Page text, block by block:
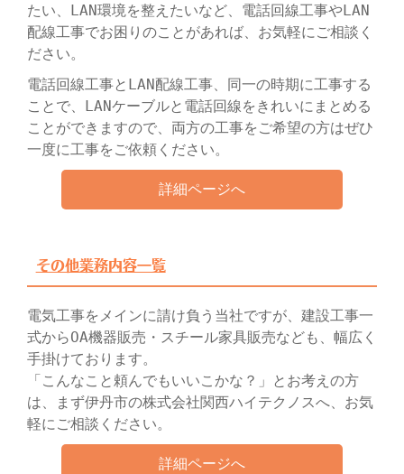
たい、LAN環境を整えたいなど、電話回線工事やLAN
配線工事でお困りのことがあれば、お気軽にご相談く
ださい。
電話回線工事とLAN配線工事、同一の時期に工事する
ことで、LANケーブルと電話回線をきれいにまとめる
ことができますので、両方の工事をご希望の方はぜひ
一度に工事をご依頼ください。
詳細ページへ
その他業務内容一覧
電気工事をメインに請け負う当社ですが、建設工事一
式からOA機器販売・スチール家具販売なども、幅広く
手掛けております。
「こんなこと頼んでもいいこかな？」とお考えの方
は、まず伊丹市の株式会社関西ハイテクノスへ、お気
軽にご相談ください。
詳細ページへ